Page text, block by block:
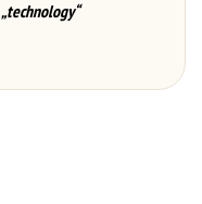
„technology“